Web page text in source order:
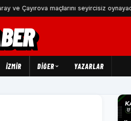
maçlarını seyircisiz oynayacak!
İZMİR DIĞER YAZARLAR